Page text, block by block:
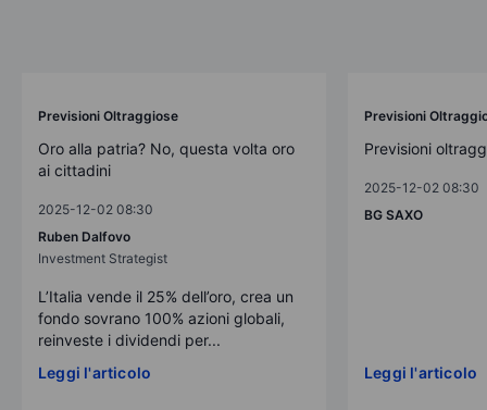
Previsioni Oltraggiose
Oro alla patria? No, questa volta oro
ai cittadini
2025-12-02 08:30
Ruben Dalfovo
Investment Strategist
L’Italia vende il 25% dell’oro, crea un
fondo sovrano 100% azioni globali,
reinveste i dividendi per...
Leggi l'articolo
Previsioni
Previsioni
2025-12-02 08:30
BG SAXO
Leggi l'articolo